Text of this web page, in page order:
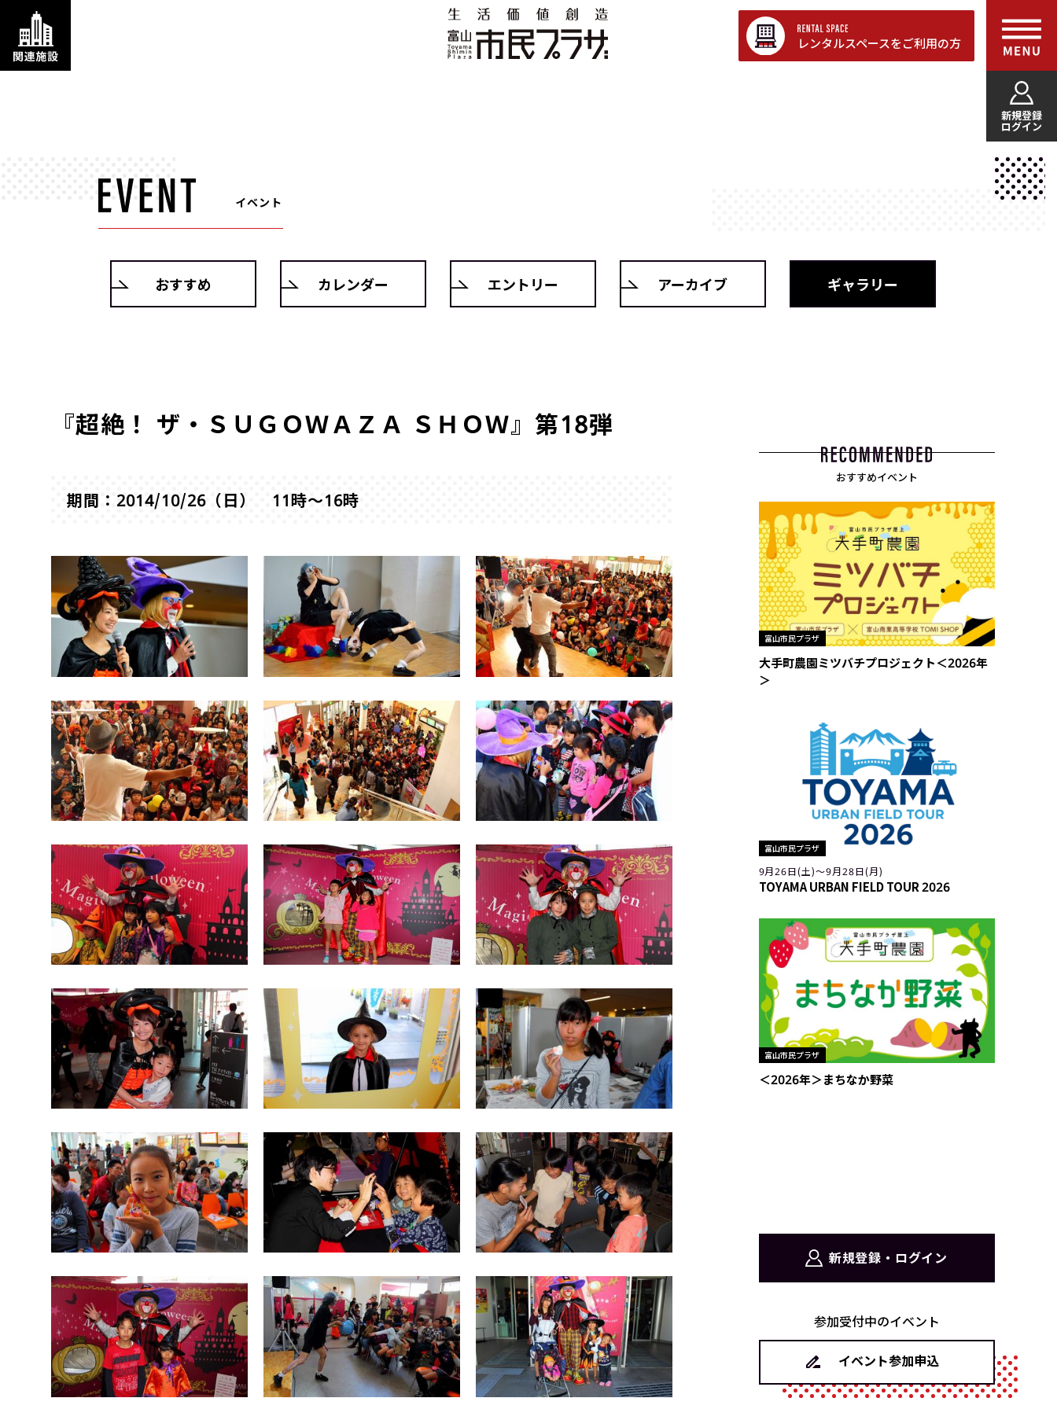
新規登録
ログイン
レンタルスペースをご利用の方
イベント
おすすめ カレンダー エントリー アーカイブ ギャラリー
『超絶！ ザ・ＳＵＧＯＷＡＺＡ ＳＨＯＷ』第18弾
期間：2014/10/26（日） 11時～16時
おすすめイベント
富山市民プラザ
大手町農園ミツバチプロジェクト＜2026年
＞
富山市民プラザ
9月26日(土)〜9月28日(月)
TOYAMA URBAN FIELD TOUR 2026
富山市民プラザ
＜2026年＞まちなか野菜
新規登録・ログイン
参加受付中のイベント
イベント参加申込